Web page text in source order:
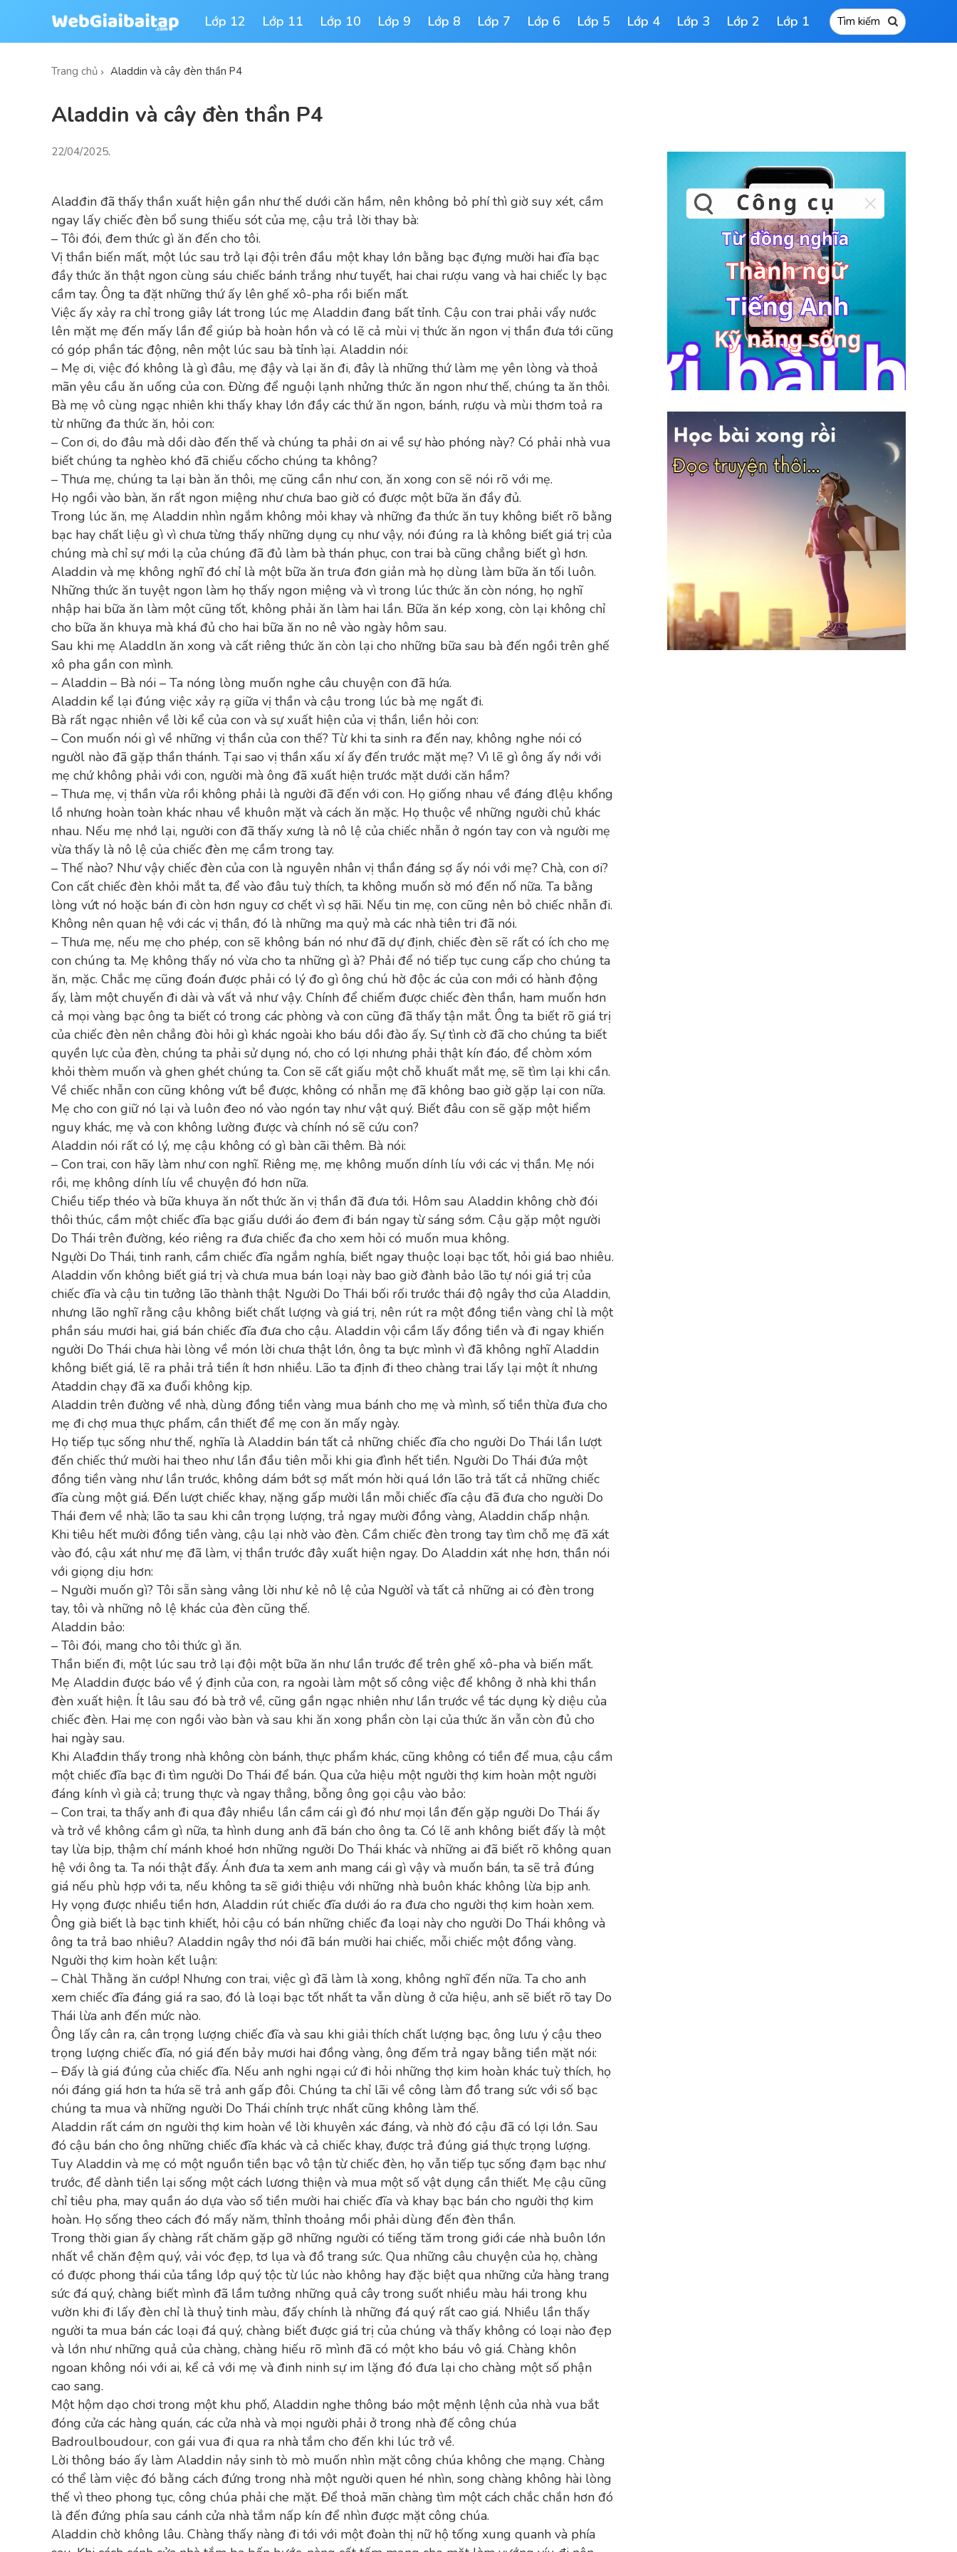
Lớp 12 Lớp 11 Lớp 10 Lớp 9 Lớp 8 Lớp 7 Lớp 6 Lớp 5 Lớp 4 Lớp 3 Lớp 2 Lớp 1
Trang chủ Aladdin và cây đèn thần P4
Aladdin và cây đèn thần P4
22/04/2025.
Aladđin đã thấy thần xuất hiện gần như thế dưới căn hầm, nên không bỏ phí thì giờ suy xét, cầm
ngay lấy chiếc đèn bổ sung thiếu sót của mẹ, cậu trả lời thay bà:
– Tôi đói, đem thức gì ăn đến cho tôi.
Vị thần biến mất, một lúc sau trở lại đội trên đầu một khay lớn bằng bạc đựng mười hai đĩa bạc
đầy thức ăn thật ngon cùng sáu chiếc bánh trắng như tuyết, hai chai rượu vang và hai chiếc ly bạc
cầm tay. Ông ta đặt những thứ ấy lên ghế xô-pha rồi biến mất.
Việc ấy xảy ra chỉ trong giây lát trong lúc mẹ Aladdin đang bất tỉnh. Cậu con trai phải vẩy nước
lên mặt mẹ đến mấy lần để giúp bà hoàn hồn và có lẽ cả mùi vị thức ăn ngon vị thần đưa tới cũng
có góp phần tác động, nên một lúc sau bà tỉnh ìại. Aladdin nói:
– Mẹ ơi, việc đó không là gì đâu, mẹ đậy và lại ăn đi, đây là những thứ làm mẹ yên lòng và thoả
mãn yêu cầu ăn uống của con. Đừng để nguội lạnh nhửng thức ăn ngon như thế, chúng ta ăn thôi.
Bà mẹ vô cùng ngạc nhiên khi thấy khay lớn đầy các thứ ăn ngon, bánh, rượu và mùi thơm toả ra
từ những đa thức ăn, hỏi con:
– Con ơi, do đâu mà dồi dào đến thế và chúng ta phải ơn ai về sự hào phóng này? Có phải nhà vua
biết chúng ta nghèo khó đã chiếu cốcho chúng ta không?
– Thưa mẹ, chúng ta lại bàn ăn thôi, mẹ cũng cần như con, ăn xong con sẽ nói rõ với mẹ.
Họ ngồi vào bàn, ăn rất ngon miệng như chưa bao giờ có được một bữa ăn đầy đủ.
Trong lúc ăn, mẹ Aladdin nhìn ngắm không mỏi khay và những đa thức ăn tuy không biết rõ bằng
bạc hay chất liệu gì vì chưa từng thấy những dụng cụ như vậy, nói đúng ra là không biết giá trị của
chúng mà chỉ sự mới lạ của chúng đã đủ làm bà thán phục, con trai bà cũng chẳng biết gì hơn.
Aladdin và mẹ không nghĩ đó chỉ là một bữa ăn trưa đơn giản mà họ dùng làm bữa ăn tối luôn.
Những thức ăn tuyệt ngon làm họ thấy ngon miệng và vì trong lúc thức ăn còn nóng, họ nghĩ
nhập hai bữa ăn làm một cũng tốt, không phải ăn làm hai lần. Bữa ăn kép xong, còn lại không chỉ
cho bữa ăn khuya mà khá đủ cho hai bữa ăn no nê vào ngày hôm sau.
Sau khi mẹ Aladdln ăn xong và cất riêng thức ăn còn lại cho những bữa sau bà đến ngồi trên ghế
xô pha gần con mình.
– Aladdin – Bà nói – Ta nóng lòng muốn nghe câu chuyện con đã hứa.
Aladdin kể lại đúng việc xảy rạ giữa vị thần và cậu trong lúc bà mẹ ngất đi.
Bà rất ngạc nhiên về lời kể của con và sự xuất hiện của vị thần, liền hỏi con:
– Con muốn nói gì về những vị thần của con thế? Từ khi ta sinh ra đến nay, không nghe nói có
ngườl nào đã gặp thần thánh. Tại sao vị thần xấu xí ấy đến trước mặt mẹ? Vì lẽ gì ông ấy nới với
mẹ chứ không phải với con, người mà ông đã xuất hiện trước mặt dưới căn hầm?
– Thưa mẹ, vị thần vừa rồi không phải là người đã đến với con. Họ giống nhau về đáng đlệu khổng
lồ nhưng hoàn toàn khác nhau về khuôn mặt và cách ăn mặc. Họ thuộc về những người chủ khác
nhau. Nếu mẹ nhớ lại, người con đã thấy xưng là nô lệ của chiếc nhẫn ở ngón tay con và người mẹ
vừa thấy là nô lệ của chiếc đèn mẹ cầm trong tay.
– Thế nào? Như vậy chiếc đèn của con là nguyên nhân vị thần đáng sợ ấy nói với mẹ? Chà, con ơi?
Con cất chiếc đèn khỏi mắt ta, để vào đâu tuỳ thích, ta không muốn sờ mó đến nố nữa. Ta bằng
lòng vứt nó hoặc bán đi còn hơn nguy cơ chết vì sợ hãi. Nếu tin mẹ, con cũng nên bỏ chiếc nhẫn đi.
Không nên quan hệ với các vị thần, đó là những ma quỷ mà các nhà tiên tri đã nói.
– Thưa mẹ, nếu mẹ cho phép, con sẽ không bán nó như đã dự định, chiếc đèn sẽ rất có ích cho mẹ
con chúng ta. Mẹ không thấy nó vừa cho ta những gì à? Phải để nó tiếp tục cung cấp cho chúng ta
ăn, mặc. Chắc mẹ cũng đoán được phải có lý đo gì ông chú hờ độc ác của con mới có hành động
ấy, làm một chuyến đi dài và vất vả như vậy. Chính để chiếm được chiếc đèn thần, ham muốn hơn
cả mọi vàng bạc ông ta biết có trong các phòng và con cũng đã thấy tận mắt. Ông ta biết rõ giá trị
của chiếc đèn nên chẳng đòi hỏi gì khác ngoài kho báu dồi đào ấy. Sự tình cờ đã cho chúng ta biết
quyền lực của đèn, chúng ta phải sử dụng nó, cho có lợi nhưng phải thật kín đáo, để chòm xóm
khỏi thèm muốn và ghen ghét chúng ta. Con sẽ cất giấu một chỗ khuất mắt mẹ, sẽ tìm lại khi cần.
Về chiếc nhẫn con cũng không vứt bề được, không có nhẫn mẹ đã không bao giờ gặp lại con nữa.
Mẹ cho con giữ nó lại và luôn đeo nó vào ngón tay như vật quý. Biết đâu con sẽ gặp một hiểm
nguy khác, mẹ và con không lường được và chính nó sẽ cứu con?
Aladdin nói rất có lý, mẹ cậu không có gì bàn cãi thêm. Bà nói:
– Con trai, con hãy làm như con nghĩ. Riêng mẹ, mẹ không muốn dính líu với các vị thần. Mẹ nói
rồi, mẹ không dính líu về chuyện đó hơn nữa.
Chiều tiếp théo và bữa khuya ăn nốt thức ăn vị thần đã đưa tới. Hôm sau Aladdin không chờ đói
thôi thúc, cầm một chiếc đĩa bạc giấu dưới áo đem đi bán ngay từ sáng sớm. Cậu gặp một người
Do Thái trên đường, kéo riêng ra đưa chiếc đa cho xem hỏi có muốn mua không.
Ngựời Do Thái, tinh ranh, cầm chiếc đĩa ngắm nghía, biết ngay thuộc loại bạc tốt, hỏi giá bao nhiêu.
Aladdin vốn không biết giá trị và chưa mua bán loại này bao giờ đành bảo lão tự nói giá trị của
chiếc đĩa và cậu tin tưởng lão thành thật. Người Do Thái bối rối trước thái độ ngây thơ của Aladdin,
nhưng lão nghĩ rằng cậu không biết chất lượng và giá trị, nên rút ra một đồng tiền vàng chỉ là một
phần sáu mươi hai, giá bán chiếc đĩa đưa cho cậu. Aladdin vội cầm lấy đồng tiền và đi ngay khiến
người Do Thái chưa hài lòng về món lời chưa thật lớn, ông ta bực mình vì đã không nghĩ Aladdin
không biết giá, lẽ ra phải trả tiền ít hơn nhiều. Lão ta định đi theo chàng trai lấy lại một ít nhưng
Ataddin chạy đã xa đuổi không kịp.
Aladdin trên đường về nhà, dùng đồng tiền vàng mua bánh cho mẹ và mình, số tiền thừa đưa cho
mẹ đi chợ mua thực phẩm, cần thiết để mẹ con ăn mấy ngày.
Họ tiếp tục sống như thế, nghĩa là Aladdin bán tất cả những chiếc đĩa cho người Do Thái lần lượt
đến chiếc thứ mười hai theo như lần đầu tiên mỗi khi gia đình hết tiền. Người Do Thái đứa một
đồng tiền vàng như lần trước, không dám bớt sợ mất món hời quá lớn lão trả tất cả những chiếc
đĩa cùng một giá. Đến lượt chiếc khay, nặng gấp mười lần mỗi chiếc đĩa cậu đã đưa cho người Do
Thái đem về nhà; lão ta sau khi cân trọng lượng, trả ngay mười đồng vàng, Aladdin chấp nhận.
Khi tiêu hết mười đồng tiền vàng, cậu lại nhờ vào đèn. Cầm chiếc đèn trong tay tìm chỗ mẹ đã xát
vào đó, cậu xát như mẹ đã làm, vị thần trước đây xuất hiện ngay. Do Aladdin xát nhẹ hơn, thần nói
với giọng dịu hơn:
– Người muốn gì? Tôi sẵn sàng vâng lời như kẻ nô lệ của Ngườỉ và tất cả những ai có đèn trong
tay, tôi và những nô lệ khác của đèn cũng thế.
Aladdin bảo:
– Tôi đói, mang cho tôi thức gì ăn.
Thần biến đi, một lúc sau trở lại đội một bữa ăn như lần trước để trên ghế xô-pha và biến mất.
Mẹ Aladdin được báo về ý định của con, ra ngoài làm một số công việc để không ở nhà khi thần
đèn xuất hiện. Ít lâu sau đó bà trở về, cũng gần ngạc nhiên như lần trước về tác dụng kỳ diệu của
chiếc đèn. Hai mẹ con ngồi vào bàn và sau khi ăn xong phần còn lại của thức ăn vẫn còn đủ cho
hai ngày sau.
Khi Alađdin thấy trong nhà không còn bánh, thực phẩm khác, cũng không có tiền để mua, cậu cầm
một chiếc đĩa bạc đi tìm người Do Thái để bán. Qua cửa hiệu một người thợ kim hoàn một người
đáng kính vì già cả; trung thực và ngay thẳng, bỗng ông gọi cậu vào bảo:
– Con trai, ta thấy anh đi qua đây nhiều lần cầm cái gì đó như mọi lần đến gặp người Do Thái ấy
và trở về không cầm gì nữa, ta hình dung anh đã bán cho ông ta. Có lẽ anh không biết đấy là một
tay lừa bịp, thậm chí mánh khoé hơn những người Do Thái khác và những ai đã biết rõ không quan
hệ với ông ta. Ta nói thật đấy. Ánh đưa ta xem anh mang cái gì vậy và muốn bán, ta sẽ trả đúng
giá nếu phù hợp với ta, nếu không ta sẽ giới thiệu với những nhà buôn khác không lừa bịp anh.
Hy vọng được nhiều tiền hơn, Aladdin rút chiếc đĩa dưới áo ra đưa cho người thợ kim hoàn xem.
Ông già biết là bạc tinh khiết, hỏi cậu có bán những chiếc đa loại này cho người Do Thái không và
ông ta trả bao nhiêu? Aladdin ngây thơ nói đã bán mười hai chiếc, mỗi chiếc một đồng vàng.
Người thợ kim hoàn kết luận:
– Chàl Thằng ăn cướp! Nhưng con trai, việc gì đã làm là xong, không nghĩ đến nữa. Ta cho anh
xem chiếc đĩa đáng giá ra sao, đó là loại bạc tốt nhất ta vẫn dùng ở cửa hiệu, anh sẽ biết rõ tay Do
Thái lừa anh đến mức nào.
Ông lấy cân ra, cân trọng lượng chiếc đĩa và sau khi giải thích chất lượng bạc, ông lưu ý cậu theo
trọng lượng chiếc đĩa, nó giá đến bảy mươi hai đồng vàng, ông đếm trả ngay bằng tiền mặt nói:
– Đấy là giá đúng của chiếc đĩa. Nếu anh nghi ngại cứ đi hỏi những thợ kim hoàn khác tuỳ thích, họ
nói đáng giá hơn ta hứa sẽ trả anh gấp đôi. Chúng ta chỉ lãi về công làm đồ trang sức với số bạc
chúng ta mua và những người Do Thái chính trực nhất cũng không làm thế.
Aladdin rất cám ơn người thợ kim hoàn về lời khuyên xác đáng, và nhờ đó cậu đã có lợi lớn. Sau
đó cậu bán cho ông những chiếc đĩa khác và cả chiếc khay, được trả đúng giá thực trọng lượng.
Tuy Aladdin và mẹ có một nguồn tiền bạc vô tận từ chiếc đèn, họ vẫn tiếp tục sống đạm bạc như
trước, để dành tiền lại sống một cách lương thiện và mua một số vật dụng cần thiết. Mẹ cậu cũng
chỉ tiêu pha, may quần áo dựa vào số tiền mười hai chiếc đĩa và khay bạc bán cho người thợ kim
hoàn. Họ sống theo cách đó mấy năm, thỉnh thoảng mồi phải dùng đến đèn thần.
Trong thời gian ấy chàng rất chăm gặp gỡ những người có tiếng tăm trong giới cáe nhà buôn lớn
nhất về chăn đệm quý, vải vóc đẹp, tơ lụa và đồ trang sức. Qua những câu chuyện của họ, chàng
có được phong thái của tầng lớp quý tộc từ lúc nào không hay đặc biệt qua những cửa hàng trang
sức đá quý, chàng biết mình đã lầm tưởng những quả cây trong suốt nhiều màu hái trong khu
vườn khi đi lấy đèn chỉ là thuỷ tinh màu, đấy chính là những đá quý rất cao giá. Nhiều lần thấy
người ta mua bán các loại đá quý, chàng biết được giá trị của chúng và thấy không có loại nào đẹp
và lớn như những quả của chàng, chàng hiếu rõ mình đã có một kho báu vô giá. Chàng khôn
ngoan không nói với ai, kể cả với mẹ và đinh ninh sự im lặng đó đưa lại cho chàng một số phận
cao sang.
Một hộm dạo chơi trong một khu phố, Aladdin nghe thông báo một mệnh lệnh của nhà vua bắt
đóng cửa các hàng quán, các cửa nhà và mọi người phải ở trong nhà đế công chúa
Badroulboudour, con gái vua đi qua ra nhà tắm cho đến khi lúc trở về.
Lời thông báo ấy làm Aladdin nảy sinh tò mò muốn nhìn mặt công chúa không che mạng. Chàng
có thể làm việc đó bằng cách đứng trong nhà một người quen hé nhìn, song chàng không hài lòng
thế vì theo phong tục, công chúa phải che mặt. Để thoả mãn chàng tìm một cách chắc chắn hơn đó
là đến đứng phía sau cánh cửa nhà tắm nấp kín để nhìn được mặt công chúa.
Aladdin chờ không lâu. Chàng thấy nàng đi tới với một đoàn thị nữ hộ tống xung quanh và phía